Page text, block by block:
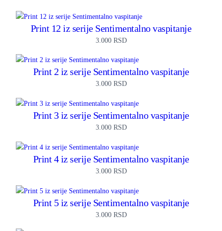
Print 12 iz serije Sentimentalno vaspitanje
3.000 RSD
Print 2 iz serije Sentimentalno vaspitanje
3.000 RSD
Print 3 iz serije Sentimentalno vaspitanje
3.000 RSD
Print 4 iz serije Sentimentalno vaspitanje
3.000 RSD
Print 5 iz serije Sentimentalno vaspitanje
3.000 RSD